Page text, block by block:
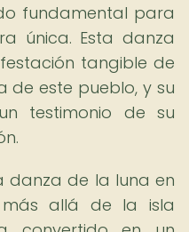
fundamental para
única. Esta danza
tangible de
de este pueblo, y su
testimonio de su
danza de la luna en
más allá de la isla